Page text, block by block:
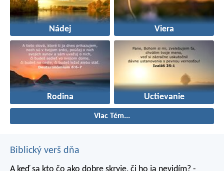
Nádej Viera
Rodina Uctievanie
Viac Tém...
Biblický verš dňa